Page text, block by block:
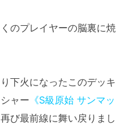
のプレイヤーの脳裏に焼
下火になったこのデッキ
ャー 《S級原始 サンマッ
び最前線に舞い戻りまし